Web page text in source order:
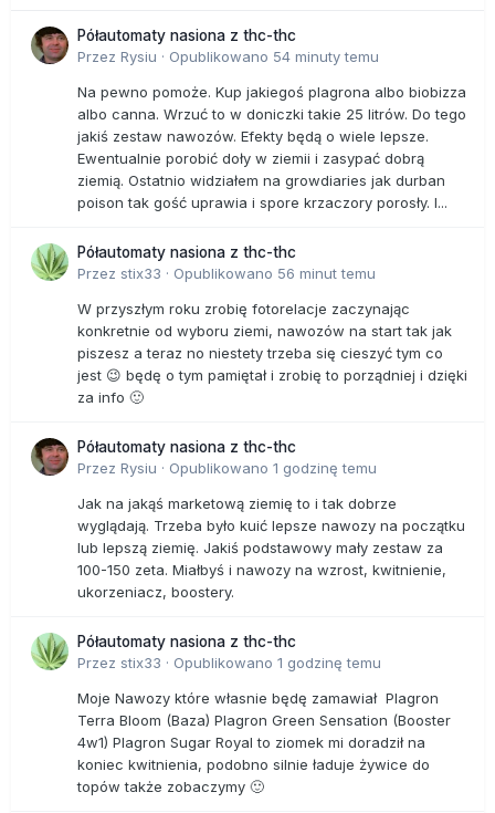
Półautomaty nasiona z thc-thc
Przez Rysiu · Opublikowano 54 minuty temu
Na pewno pomoże. Kup jakiegoś plagrona albo biobizza
albo canna. Wrzuć to w doniczki takie 25 litrów. Do tego
jakiś zestaw nawozów. Efekty będą o wiele lepsze.
Ewentualnie porobić doły w ziemii i zasypać dobrą
ziemią. Ostatnio widziałem na growdiaries jak durban
poison tak gość uprawia i spore krzaczory porosły. I...
Półautomaty nasiona z thc-thc
Przez stix33 · Opublikowano 56 minut temu
W przyszłym roku zrobię fotorelacje zaczynając
konkretnie od wyboru ziemi, nawozów na start tak jak
piszesz a teraz no niestety trzeba się cieszyć tym co
jest 😉 będę o tym pamiętał i zrobię to porządniej i dzięki
za info 🙂
Półautomaty nasiona z thc-thc
Przez Rysiu · Opublikowano 1 godzinę temu
Jak na jakąś marketową ziemię to i tak dobrze
wyglądają. Trzeba było kuić lepsze nawozy na początku
lub lepszą ziemię. Jakiś podstawowy mały zestaw za
100-150 zeta. Miałbyś i nawozy na wzrost, kwitnienie,
ukorzeniacz, boostery.
Półautomaty nasiona z thc-thc
Przez stix33 · Opublikowano 1 godzinę temu
Moje Nawozy które własnie będę zamawiał Plagron
Terra Bloom (Baza) Plagron Green Sensation (Booster
4w1) Plagron Sugar Royal to ziomek mi doradził na
koniec kwitnienia, podobno silnie ładuje żywice do
topów także zobaczymy 🙂